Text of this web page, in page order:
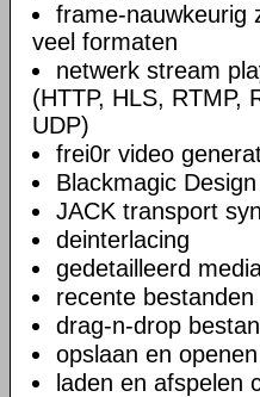
frame-nauwkeurig
veel formaten
netwerk stream
(HTTP, HLS, RTMP,
UDP)
frei0r video
Blackmagic
JACK transport
deinterlacing
gedetailleerd
recente bestanden
drag-n-drop
opslaan en
laden en afspelen